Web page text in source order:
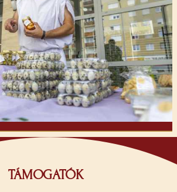
TÁMOGATÓK